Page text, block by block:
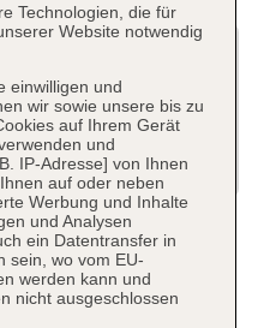
Technologien, die für
Website notwendig
einwilligen und
wir sowie unsere bis zu
auf Ihrem Gerät
und
IP-Adresse] von Ihnen
auf oder neben
Werbung und Inhalte
und Analysen
ein Datentransfer in
sein, wo vom EU-
werden kann und
nicht ausgeschlossen